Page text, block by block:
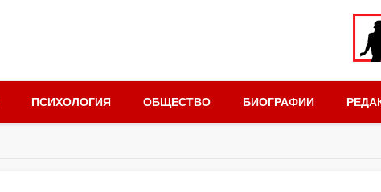
ПСИХОЛОГИЯ ОБЩЕСТВО БИОГРАФИИ